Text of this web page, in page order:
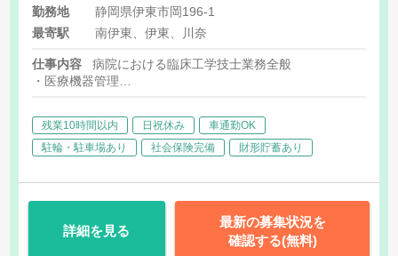
当:20,000円 [その他手当] 扶
養手当:規定に応じて支給 住
勤務地
静岡県伊東市岡196-1
最寄駅
南伊東、伊東、川奈
仕事内容
病院における臨床工学技士業務全般
・医療機器管理
・ペースメーカー
・血液浄化 等
残業10時間以内 日祝休み
車通勤OK
駐輪・駐車場あり
社会保険完備 財形貯蓄あり
詳細を見る
最新の募集状況を
確認する(無料)